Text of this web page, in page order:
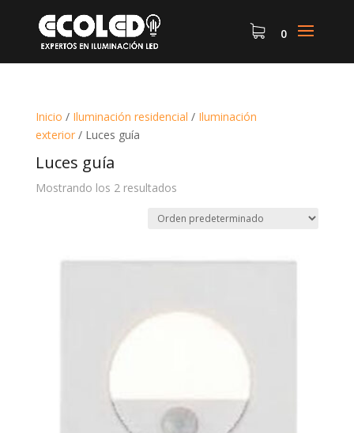
0
Inicio / Iluminación residencial / Iluminación
exterior/ Luces guía
Luces guía
Mostrando los 2 resultados